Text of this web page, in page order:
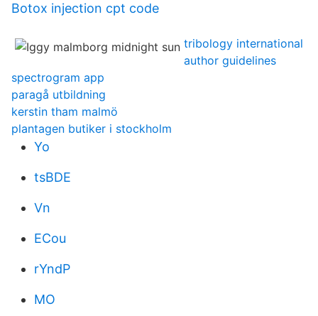
Botox injection cpt code
tribology international
author guidelines
spectrogram app
paragå utbildning
kerstin tham malmö
plantagen butiker i stockholm
Yo
tsBDE
Vn
ECou
rYndP
MO